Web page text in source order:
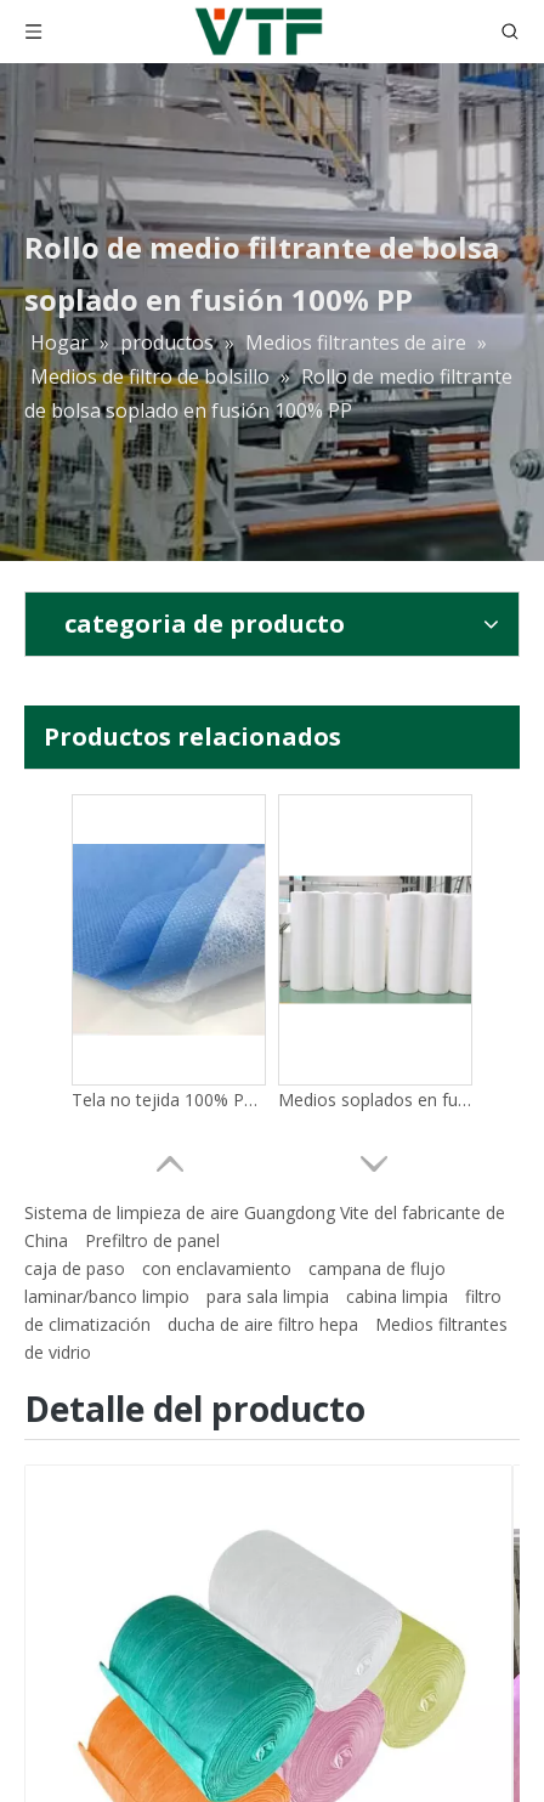
Rollo de medio filtrante de bolsa
soplado en fusión 100% PP
Hogar » productos » Medios filtrantes de aire »
Medios de filtro de bolsillo » Rollo de medio filtrante
de bolsa soplado en fusión 100% PP
categoria de producto
Productos relacionados
Tela no tejida 100% PP virgen únicamente Ss Medios soplados en fusión 100% PP
Sistema de limpieza de aire Guangdong Vite del fabricante de
China
Prefiltro de panel
caja de paso
con enclavamiento
campana de flujo
laminar/banco limpio
para sala limpia cabina limpia
filtro
de climatización
ducha de aire filtro hepa
Medios filtrantes
de vidrio
Detalle del producto